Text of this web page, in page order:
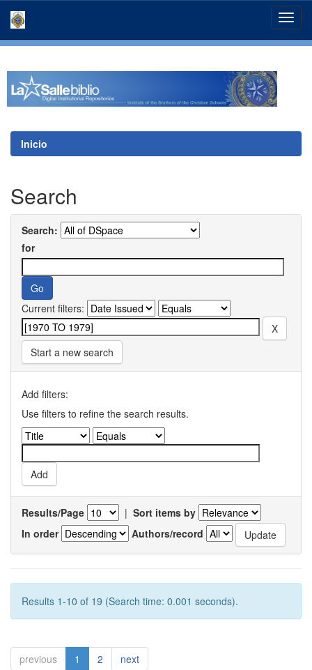
Inicio
Search
Search:
for
Current filters:
Start a new search
Add filters:
Use filters to refine the search results.
Results/Page | Sort items by
In order
Authors/record
Results 1-10 of 19 (Search time: 0.001 seconds).
previous 1 2 next